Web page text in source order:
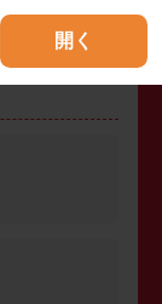
開く